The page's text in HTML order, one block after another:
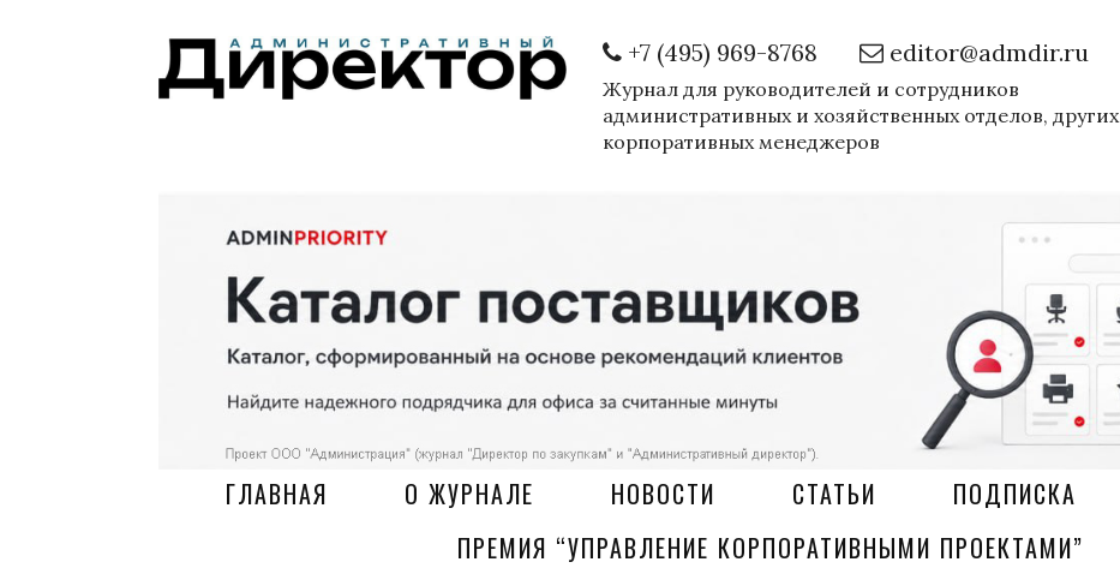
+7 (495) 969-8768 editor@admdir.ru
Журнал для руководителей и сотрудников
административных и хозяйственных отделов, других
корпоративных менеджеров
ГЛАВНАЯ О ЖУРНАЛЕ НОВОСТИ СТАТЬИ ПОДПИСКА
ПРЕМИЯ “УПРАВЛЕНИЕ КОРПОРАТИВНЫМИ ПРОЕКТАМИ”